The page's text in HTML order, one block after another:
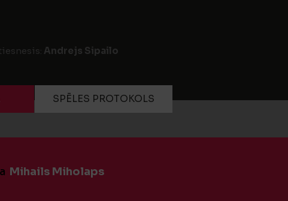
Andrejs Sipailo
SPĒLES PROTOKOLS
Mihails Miholaps